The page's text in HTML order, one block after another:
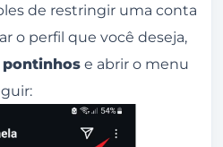
de restringir uma conta
o perfil que você deseja,
e abrir o menu